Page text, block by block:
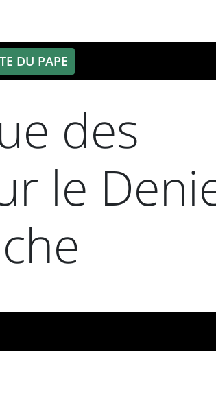
DU PAPE
des
le